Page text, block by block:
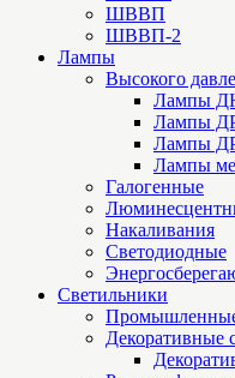
ШВВП
ШВВП-2
Лампы
Высокого
Лампы
Лампы
Лампы
Лампы
Галогенные
Накаливания
Светодиодные
Светильники
Декоративные